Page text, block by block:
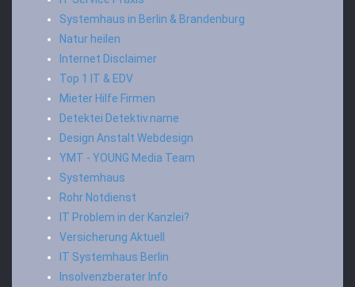
Systemhaus in Berlin & Brandenburg
Natur heilen
Internet Disclaimer
Top 1 IT & EDV
Mieter Hilfe Firmen
Detektei Detektiv.name
Design Anstalt Webdesign
YMT - YOUNG Media Team
Systemhaus
Rohr Notdienst
IT Problem in der Kanzlei?
Versicherung Aktuell
IT Systemhaus Berlin
Insolvenzberater Info